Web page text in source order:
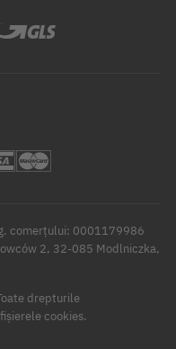
comerțului: 0001179986
2, 32-085 Modlniczka,
drepturile
cookies.